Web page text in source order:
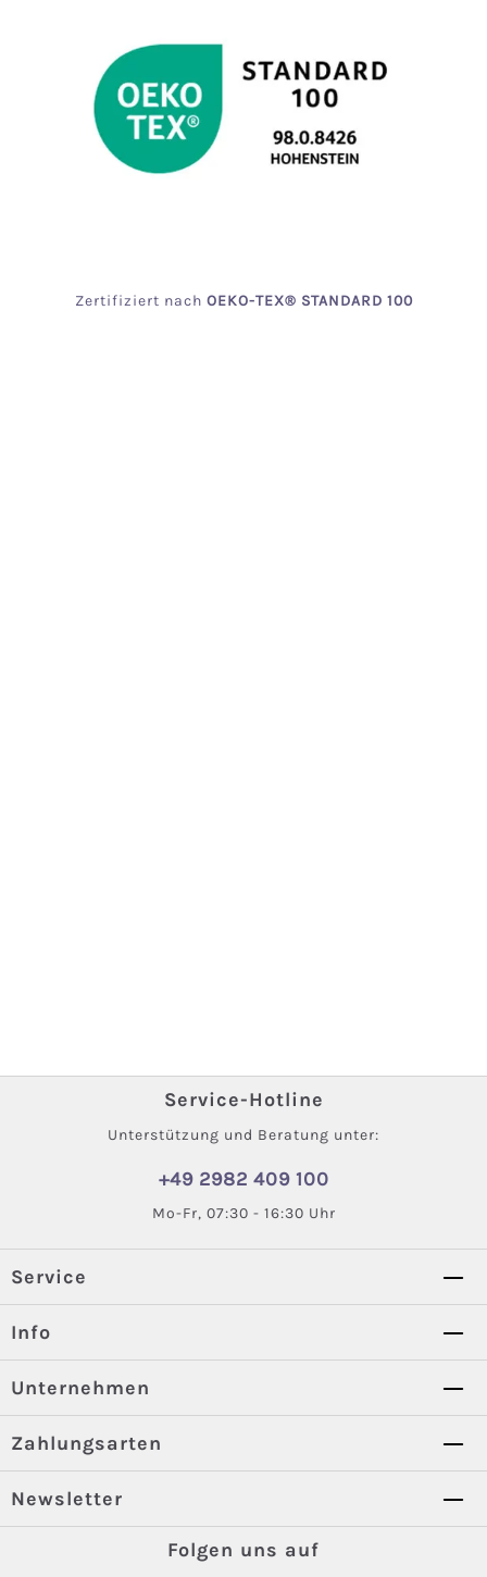
Zertifiziert nach OEKO-TEX® STANDARD 100
Service-Hotline
Unterstützung und Beratung unter:
+49 2982 409 100
Mo-Fr, 07:30 - 16:30 Uhr
Service
Info
Unternehmen
Zahlungsarten
Newsletter
Folgen uns auf